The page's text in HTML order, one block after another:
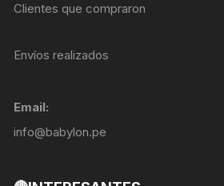
Clientes que compraron
Envíos realizados
Email:
info@babylon.pe